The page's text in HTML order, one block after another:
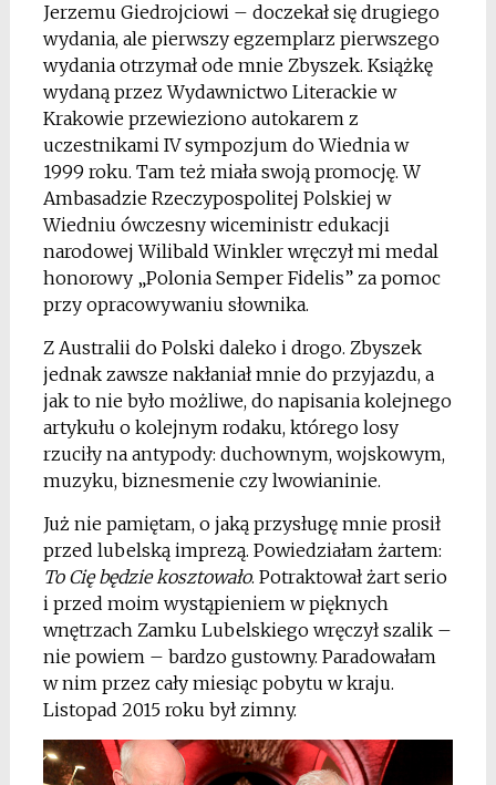
Jerzemu Giedrojciowi – doczekał się drugiego
wydania, ale pierwszy egzemplarz pierwszego
wydania otrzymał ode mnie Zbyszek. Książkę
wydaną przez Wydawnictwo Literackie w
Krakowie przewieziono autokarem z
uczestnikami IV sympozjum do Wiednia w
1999 roku. Tam też miała swoją promocję. W
Ambasadzie Rzeczypospolitej Polskiej w
Wiedniu ówczesny wiceministr edukacji
narodowej Wilibald Winkler wręczył mi medal
honorowy „Polonia Semper Fidelis” za pomoc
przy opracowywaniu słownika.
Z Australii do Polski daleko i drogo. Zbyszek
jednak zawsze nakłaniał mnie do przyjazdu, a
jak to nie było możliwe, do napisania kolejnego
artykułu o kolejnym rodaku, którego losy
rzuciły na antypody: duchownym, wojskowym,
muzyku, biznesmenie czy lwowianinie.
Już nie pamiętam, o jaką przysługę mnie prosił
przed lubelską imprezą. Powiedziałam żartem:
To Cię będzie kosztowało. Potraktował żart serio
i przed moim wystąpieniem w pięknych
wnętrzach Zamku Lubelskiego wręczył szalik –
nie powiem – bardzo gustowny. Paradowałam
w nim przez cały miesiąc pobytu w kraju.
Listopad 2015 roku był zimny.